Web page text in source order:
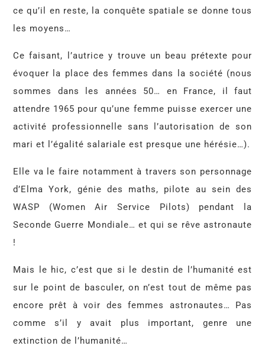
ce qu’il en reste, la conquête spatiale se donne tous
les moyens…
Ce faisant, l’autrice y trouve un beau prétexte pour
évoquer la place des femmes dans la société (nous
sommes dans les années 50… en France, il faut
attendre 1965 pour qu’une femme puisse exercer une
activité professionnelle sans l’autorisation de son
mari et l’égalité salariale est presque une hérésie…).
Elle va le faire notamment à travers son personnage
d’Elma York, génie des maths, pilote au sein des
WASP (Women Air Service Pilots) pendant la
Seconde Guerre Mondiale… et qui se rêve astronaute
!
Mais le hic, c’est que si le destin de l’humanité est
sur le point de basculer, on n’est tout de même pas
encore prêt à voir des femmes astronautes… Pas
comme s’il y avait plus important, genre une
extinction de l’humanité…